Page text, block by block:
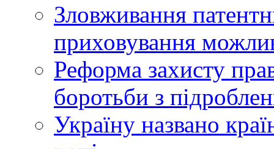
Зловживання
приховування
Реформа захисту
боротьби з
Україну названо